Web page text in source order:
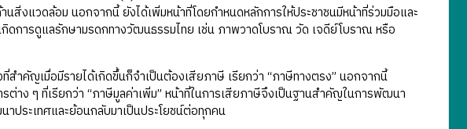
งแวดล้อม นอกจากนี้ ยังได้เพิ่มหน้าที่โดยกำหนดหลักการให้ประชาชนมีหน้าที่ร่วมมือและ
การดูแลรักษามรดกทางวัฒนธรรมไทย เช่น ภาพวาดโบราณ วัด เจดีย์โบราณ หรือ
คัญเมื่อมีรายได้เกิดขึ้นก็จำเป็นต้องเสียภาษี เรียกว่า “ภาษีทางตรง” นอกจากนี้
าง ๆ ที่เรียกว่า “ภาษีมูลค่าเพิ่ม” หน้าที่ในการเสียภาษีจึงเป็นฐานสำคัญในการพัฒนา
าประเทศและย้อนกลับมาเป็นประโยชน์ต่อทุกคน